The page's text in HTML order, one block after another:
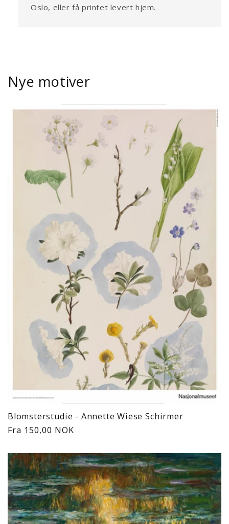
Oslo, eller få printet levert hjem.
Nye motiver
Blomsterstudie - Annette Wiese Schirmer
Vanlig
Fra 150,00 NOK